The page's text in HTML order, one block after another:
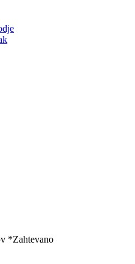
*Zahtevano